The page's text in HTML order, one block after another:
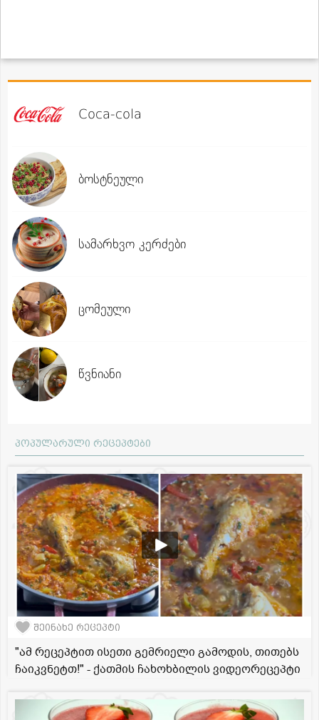
Coca-cola
ბოსტნეული
სამარხვო კერძები
ცომეული
წვნიანი
პოპულარული რეცეპტები
შეინახე რეცეპტი
"ამ რეცეპტით ისეთი გემრიელი გამოდის, თითებს
ჩაიკვნეტთ!" - ქათმის ჩახოხბილის ვიდეორეცეპტი